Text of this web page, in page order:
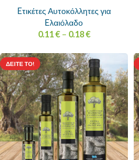
Eτικέτες Αυτοκόλλητες για
Eλαιόλαδο
0.11€ – 0.18€
ΔΕΊΤΕ ΤΟ!